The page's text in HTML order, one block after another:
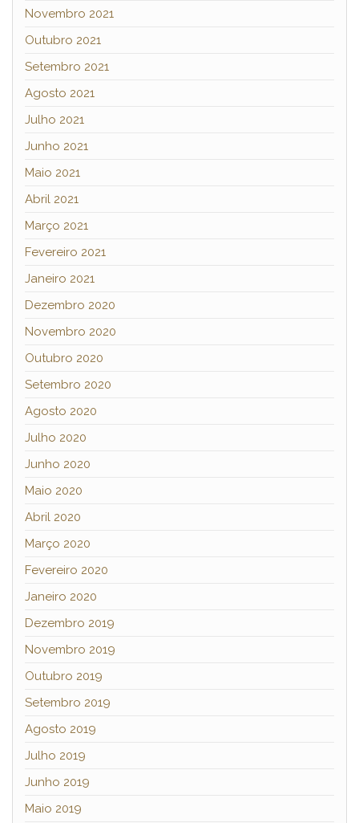
Novembro 2021
Outubro 2021
Setembro 2021
Agosto 2021
Julho 2021
Junho 2021
Maio 2021
Abril 2021
Março 2021
Fevereiro 2021
Janeiro 2021
Dezembro 2020
Novembro 2020
Outubro 2020
Setembro 2020
Agosto 2020
Julho 2020
Junho 2020
Maio 2020
Abril 2020
Março 2020
Fevereiro 2020
Janeiro 2020
Dezembro 2019
Novembro 2019
Outubro 2019
Setembro 2019
Agosto 2019
Julho 2019
Junho 2019
Maio 2019